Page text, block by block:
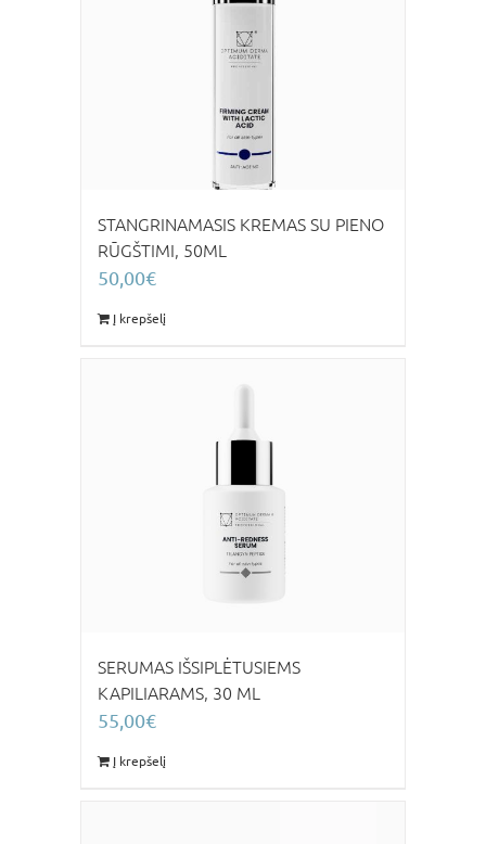
STANGRINAMASIS KREMAS SU PIENO
RŪGŠTIMI, 50ML
50,00€
Į krepšelį
SERUMAS IŠSIPLĖTUSIEMS
KAPILIARAMS, 30 ML
55,00€
Į krepšelį